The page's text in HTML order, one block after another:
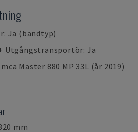
Ja (bandtyp)
Utgångstransportör: Ja
Master 880 MP 33L (år 2019)
mm